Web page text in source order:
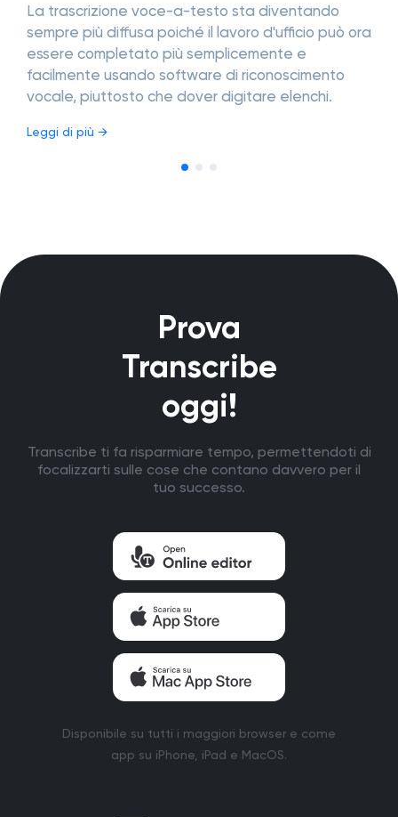
La trascrizione voce-a-testo sta diventando
sempre più diffusa poiché il lavoro d'ufficio può ora
essere completato più semplicemente e
facilmente usando software di riconoscimento
vocale, piuttosto che dover digitare elenchi.
Leggi di più →
Prova
Transcribe
oggi!
Transcribe ti fa risparmiare tempo, permettendoti di
focalizzarti sulle cose che contano davvero per il
tuo successo.
Disponibile su tutti i maggiori browser e come
app su iPhone, iPad e MacOS.